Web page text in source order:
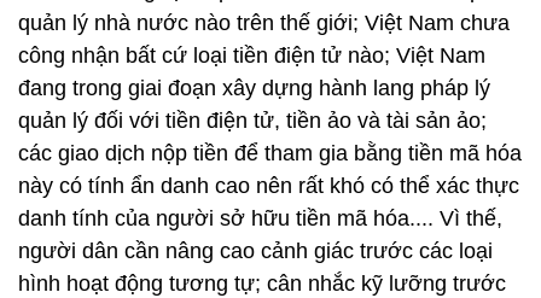
quản lý nhà nước nào trên thế giới; Việt Nam chưa
công nhận bất cứ loại tiền điện tử nào; Việt Nam
đang trong giai đoạn xây dựng hành lang pháp lý
quản lý đối với tiền điện tử, tiền ảo và tài sản ảo;
các giao dịch nộp tiền để tham gia bằng tiền mã hóa
này có tính ẩn danh cao nên rất khó có thể xác thực
danh tính của người sở hữu tiền mã hóa.... Vì thế,
người dân cần nâng cao cảnh giác trước các loại
hình hoạt động tương tự; cân nhắc kỹ lưỡng trước